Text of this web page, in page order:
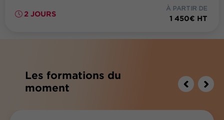
2 JOURS
À PARTIR DE
1 450€ HT
Les formations du
moment